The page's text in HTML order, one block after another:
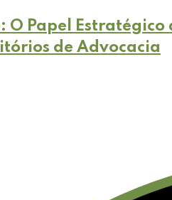
O Papel
de Advocacia